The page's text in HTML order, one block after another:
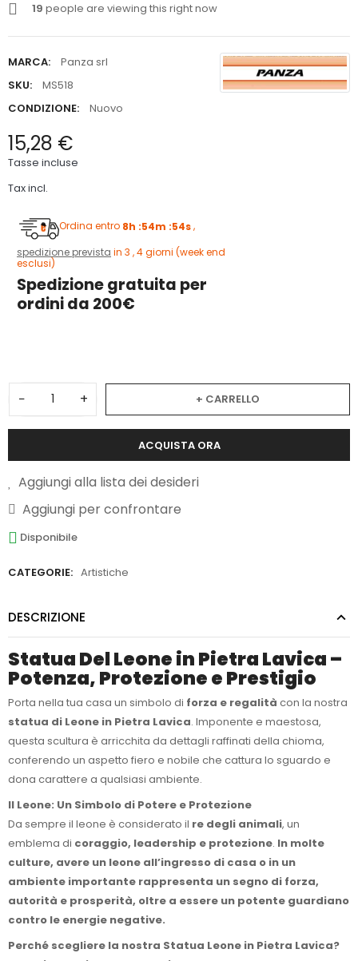
19 people are viewing this right now
MARCA:
Panza srl
SKU:
MS518
CONDIZIONE:
Nuovo
15,28 €
Tasse incluse
Tax incl.
Ordina entro 8h :54m :54s,
spedizione prevista in 3 , 4 giorni (week end
esclusi)
Spedizione gratuita per
ordini da 200€
− + + CARRELLO
ACQUISTA ORA
Aggiungi alla lista dei desideri
Aggiungi per confrontare
Disponibile
CATEGORIE: Artistiche
DESCRIZIONE
Statua Del Leone in Pietra Lavica –
Potenza, Protezione e Prestigio
Porta nella tua casa un simbolo di forza e regalità con la nostra
statua di Leone in Pietra Lavica. Imponente e maestosa,
questa scultura è arricchita da dettagli raffinati della chioma,
conferendo un aspetto fiero e nobile che cattura lo sguardo e
dona carattere a qualsiasi ambiente.
Il Leone: Un Simbolo di Potere e Protezione
Da sempre il leone è considerato il re degli animali, un
emblema di coraggio, leadership e protezione. In molte
culture, avere un leone all’ingresso di casa o in un
ambiente importante rappresenta un segno di forza,
autorità e prosperità, oltre a essere un potente guardiano
contro le energie negative.
Perché scegliere la nostra Statua Leone in Pietra Lavica?